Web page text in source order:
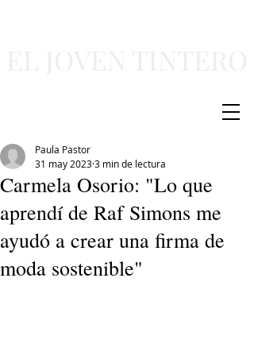
Carmela Osorio: "Lo que
aprendí de Raf Simons me
ayudó a crear una firma de
moda sostenible"
Paula Pastor
31 may 20233 min de lectura